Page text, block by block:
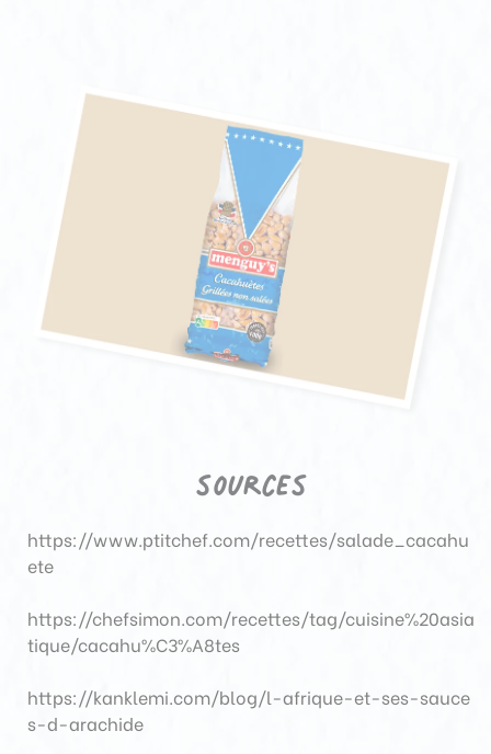
sources
https://www.ptitchef.com/recettes/salade_cacahu
ete
https://chefsimon.com/recettes/tag/cuisine%20asia
tique/cacahu%C3%A8tes
https://kanklemi.com/blog/l-afrique-et-ses-sauce
s-d-arachide